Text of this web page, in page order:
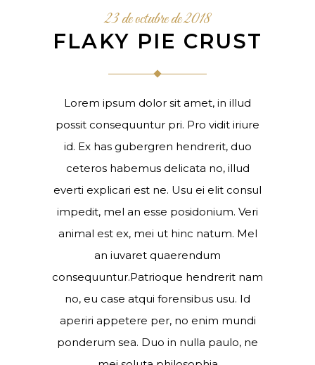
23 de octubre de 2018
FLAKY PIE CRUST
Lorem ipsum dolor sit amet, in illud
possit consequuntur pri. Pro vidit iriure
id. Ex has gubergren hendrerit, duo
ceteros habemus delicata no, illud
everti explicari est ne. Usu ei elit consul
impedit, mel an esse posidonium. Veri
animal est ex, mei ut hinc natum. Mel
an iuvaret quaerendum
consequuntur.Patrioque hendrerit nam
no, eu case atqui forensibus usu. Id
aperiri appetere per, no enim mundi
ponderum sea. Duo in nulla paulo, ne